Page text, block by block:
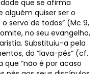
que se afirma
alguém quiser ser o
servo de todos” (Mc 9,
no seu evangelho,
Substituiu-a pela
do “lava-pés” (cf.
que “não é por acaso